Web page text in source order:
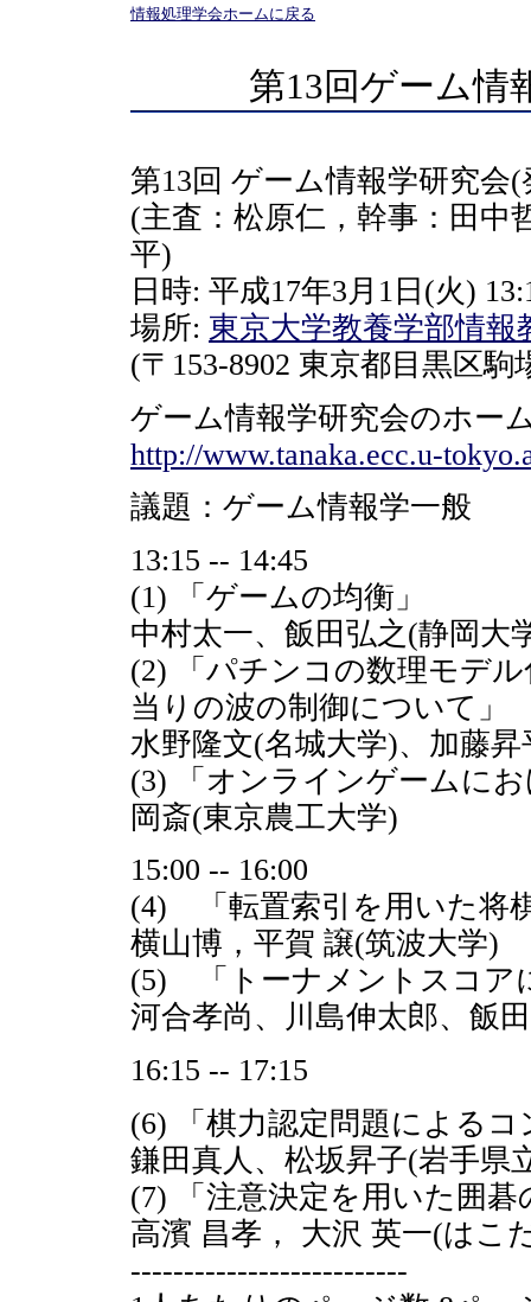
情報処理学会ホームに戻る
第13回ゲーム情
第13回 ゲーム情報学研究会
(主査：松原仁，幹事：田中
平)
日時: 平成17年3月1日(火)
場所: 東京大学教養学部情
(〒153-8902 東京都目黒区駒
ゲーム情報学研究会のホー
http://www.tanaka.ecc.u-
議題：ゲーム情報学一般
13:15 -- 14:45
(1) 「ゲームの均衡」
中村太一、飯田弘之(静岡大
(2) 「パチンコの数理モデ
当りの波の制御について」
水野隆文(名城大学)、加藤
(3) 「オンラインゲームに
岡斎(東京農工大学)
15:00 -- 16:00
(4) 「転置索引を用いた将
横山博，平賀 譲(筑波大学)
(5) 「トーナメントスコア
河合孝尚、川島伸太郎、飯
16:15 -- 17:15
(6) 「棋力認定問題による
鎌田真人、松坂昇子(岩手県
(7) 「注意決定を用いた囲
高濱 昌孝， 大沢 英一(はこ
--------------------------